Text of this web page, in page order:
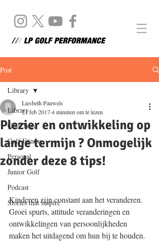
Post
Library
Golf Yoga
Golf Fitness
Personal
Junior Golf
Podcast
Stories that inspire
Library
Plezier en ontwikkeling op
lange termijn ? Onmogelijk
zonder deze 8 tips!
Liesbeth Pauwels
21 feb 20174 minuten om te lezen
Kinderen zijn constant aan het veranderen.
Groei spurts, attitude veranderingen en
ontwikkelingen van persoonlijkheden
maken het uitdagend om hun bij te houden.